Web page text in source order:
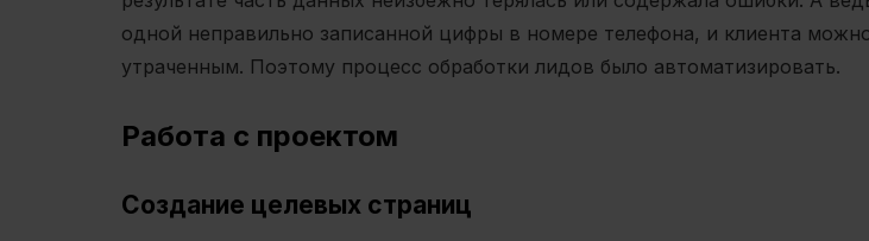
одной неправильно записанной цифры в номере телефона, и клиента
утраченным. Поэтому процесс обработки лидов было автоматизировать.
Работа с проектом
Создание целевых страниц